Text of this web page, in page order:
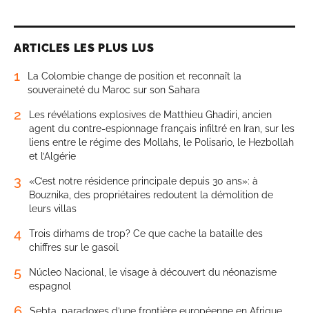
ARTICLES LES PLUS LUS
1
La Colombie change de position et reconnaît la
souveraineté du Maroc sur son Sahara
2
Les révélations explosives de Matthieu Ghadiri, ancien
agent du contre-espionnage français infiltré en Iran, sur les
liens entre le régime des Mollahs, le Polisario, le Hezbollah
et l’Algérie
3
«C’est notre résidence principale depuis 30 ans»: à
Bouznika, des propriétaires redoutent la démolition de
leurs villas
4
Trois dirhams de trop? Ce que cache la bataille des
chiffres sur le gasoil
5
Núcleo Nacional, le visage à découvert du néonazisme
espagnol